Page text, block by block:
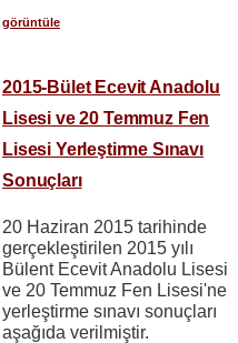
görüntüle
2015-Bület Ecevit Anadolu
Lisesi ve 20 Temmuz Fen
Lisesi Yerleştirme Sınavı
Sonuçları
20 Haziran 2015 tarihinde
gerçekleştirilen 2015 yılı
Bülent Ecevit Anadolu Lisesi
ve 20 Temmuz Fen Lisesi'ne
yerleştirme sınavı sonuçları
aşağıda verilmiştir.